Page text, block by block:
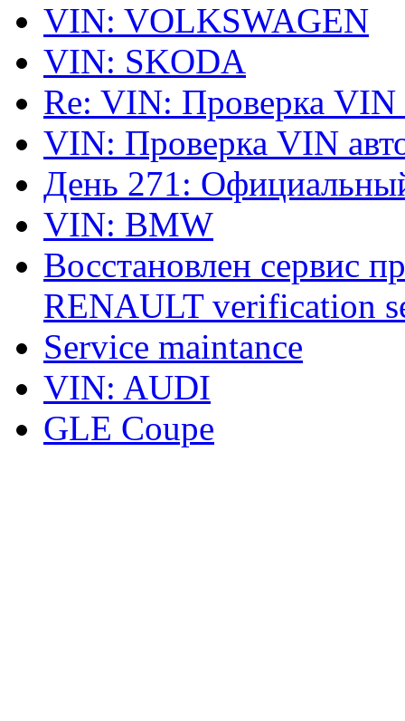
VIN: VOLKSWAGEN
VIN: SKODA
Re: VIN: Проверка VIN
VIN: Проверка VIN
День 271:
VIN: BMW
Восстановлен сервис
RENAULT verification
Service maintance
VIN: AUDI
GLE Coupe